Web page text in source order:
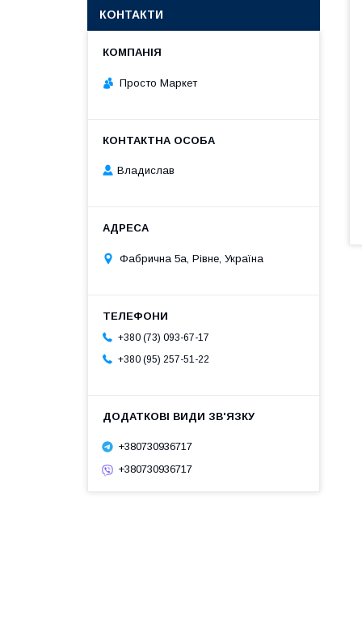
КОНТАКТИ
Просто Маркет
Владислав
Фабрична 5а, Рівне, Україна
+380 (73) 093-67-17
+380 (95) 257-51-22
+380730936717
+380730936717